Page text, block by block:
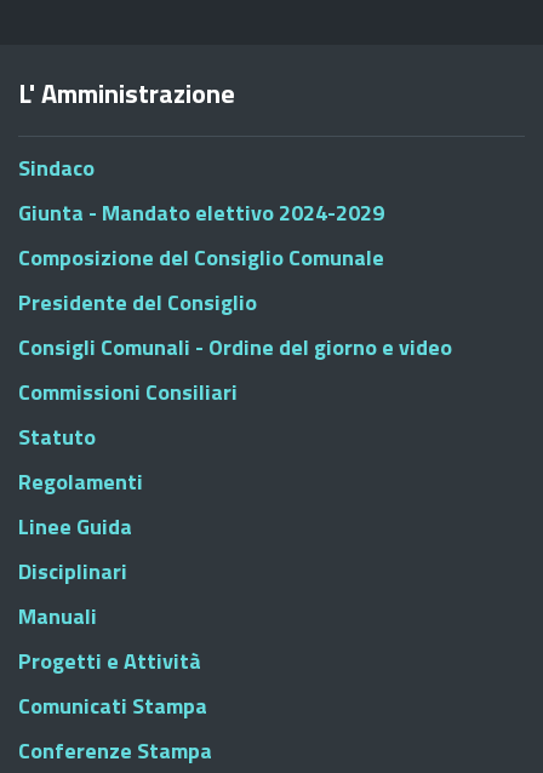
L' Amministrazione
Sindaco
Giunta - Mandato elettivo 2024-2029
Composizione del Consiglio Comunale
Presidente del Consiglio
Consigli Comunali - Ordine del giorno e video
Commissioni Consiliari
Statuto
Regolamenti
Linee Guida
Disciplinari
Manuali
Progetti e Attività
Comunicati Stampa
Conferenze Stampa